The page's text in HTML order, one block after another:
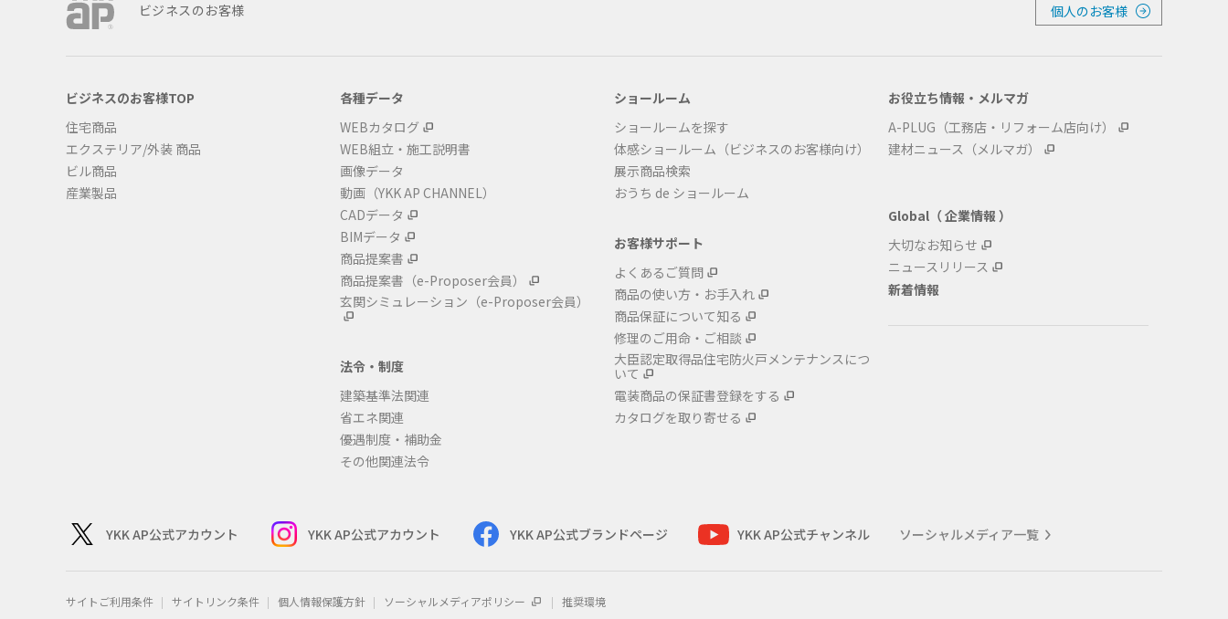
ビジネスのお客様 個人のお客様
ビジネスのお客様TOP
住宅商品
エクステリア/外装 商品
ビル商品
産業製品
各種データ
WEBカタログ
WEB組立・施工説明書
画像データ
動画（YKK AP CHANNEL）
CADデータ
BIMデータ
商品提案書
商品提案書 （e-Proposer会員）
玄関シミュレーション （e-Proposer会員）
法令・制度
建築基準法関連
省エネ関連
優遇制度・補助金
その他関連法令
ショールーム
ショールームを探す
体感ショールーム（ビジネスのお客様向け）
展示商品検索
おうち de ショールーム
お客様サポート
よくあるご質問
商品の使い方・お手入れ
商品保証について知る
修理のご用命・ご相談
大臣認定取得品住宅防火戸メンテナンスにつ
いて
電装商品の保証書登録をする
カタログを取り寄せる
お役立ち情報・メルマガ
A-PLUG（工務店・リフォーム店向け）
建材ニュース（メルマガ）
Global（ 企業情報 ）
大切なお知らせ
ニュースリリース
新着情報
YKK AP公式アカウント YKK AP公式アカウント YKK AP公式ブランドページ YKK AP公式チャンネル ソーシャルメディア一覧
サイトご利用条件 サイトリンク条件 個人情報保護方針 ソーシャルメディアポリシー 推奨環境